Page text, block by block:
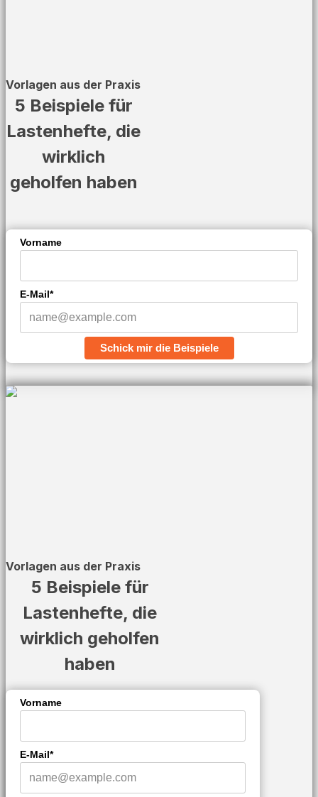
Vorlagen aus der Praxis
5 Beispiele für
Lastenhefte, die
wirklich
geholfen haben
Vorname
E-Mail*
Schick mir die Beispiele
Vorlagen aus der Praxis
5 Beispiele für
Lastenhefte, die
wirklich geholfen
haben
Vorname
E-Mail*